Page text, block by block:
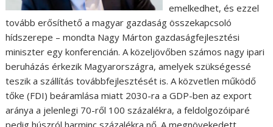
emelkedhet, és ezzel
tovább erősíthető a magyar gazdaság összekapcsoló
hídszerepe – mondta Nagy Márton gazdaságfejlesztési
miniszter egy konferencián. A közeljövőben számos nagy ipari
beruházás érkezik Magyarországra, amelyek szükségessé
teszik a szállítás továbbfejlesztését is. A közvetlen működő
tőke (FDI) beáramlása miatt 2030-ra a GDP-ben az export
aránya a jelenlegi 70-ről 100 százalékra, a feldolgozóiparé
pedig húszról harminc százalékra nő. A megnövekedett